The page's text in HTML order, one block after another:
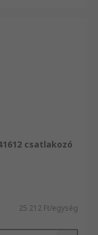
csatlakozó
25 212 Ft/egység